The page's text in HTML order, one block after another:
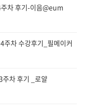
차 후기-이음@eum
주차 수강후기_필메이커
차 후기 _로얄